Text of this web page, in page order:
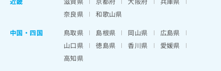
奈良県
和歌山県
中国・四国
鳥取県 島根県 岡山県
広島県
山口県
徳島県 香川県
愛媛県
高知県